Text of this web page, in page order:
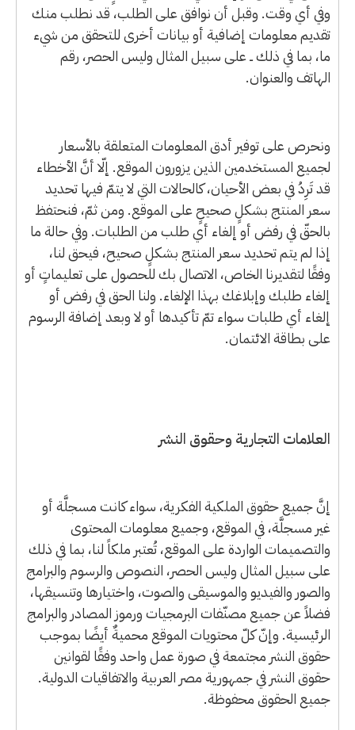
وفي أي وقت. وقبل أن نوافق على الطلب، قد نطلب منك
تقديم معلومات إضافية أو بيانات أخرى للتحقق من شيء
ما، بما في ذلك ــ على سبيل المثال وليس الحصر، رقم
الهاتف والعنوان.
ونحرص على توفير أدق المعلومات المتعلقة بالأسعار
لجميع المستخدمين الذين يزورون الموقع. إلّا أنَّ الأخطاء
قد تَرِدُ في بعض الأحيان، كالحالات التي لا يتمّ فيها تحديد
سعر المنتج بشكلٍ صحيحٍ على الموقع. ومن ثمّ، فنحتفظ
بالحقّ في رفض أو إلغاء أي طلب من الطلبات. وفي حالة ما
إذا لم يتم تحديد سعر المنتج بشكلٍ صحيح، فيحق لنا،
وفقًا لتقديرنا الخاص، الاتصال بك للحصول على تعليماتٍ أو
إلغاء طلبك وإبلاغك بهذا الإلغاء. ولنا الحق في رفض أو
إلغاء أي طلبات سواء تمّ تأكيدها أو لا وبعد إضافة الرسوم
على بطاقة الائتمان.
العلامات التجارية وحقوق النشر
إنَّ جميع حقوق الملكية الفكرية، سواء كانت مسجلَّة أو
غير مسجلَّة، في الموقع، وجميع معلومات المحتوى
والتصميمات الواردة على الموقع، تُعتبر ملكاً لنا، بما في ذلك
على سبيل المثال وليس الحصر، النصوص والرسوم والبرامج
والصور والفيديو والموسيقى والصوت، واختيارها وتنسيقها،
فضلاً عن جميع مصنّفات البرمجيات ورموز المصادر والبرامج
الرئيسية. وإنّ كلّ محتويات الموقع محميةٌ أيضًا بموجب
حقوق النشر مجتمعة في صورة عمل واحد وفقًا لقوانين
حقوق النشر في جمهورية مصر العربية والاتفاقيات الدولية.
جميع الحقوق محفوظة.